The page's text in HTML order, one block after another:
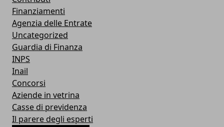
Finanziamenti
Agenzia delle Entrate
Uncategorized
Guardia di Finanza
INPS
Inail
Concorsi
Aziende in vetrina
Casse di previdenza
Il parere degli esperti